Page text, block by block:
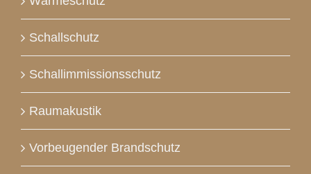
Schallschutz
Schallimmissionsschutz
Raumakustik
Vorbeugender Brandschutz